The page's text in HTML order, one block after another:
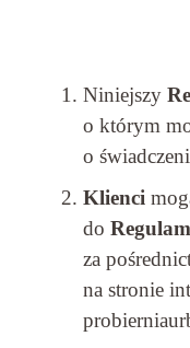
Niniejszy
o którym
o
Klienci
do
za
na stronie